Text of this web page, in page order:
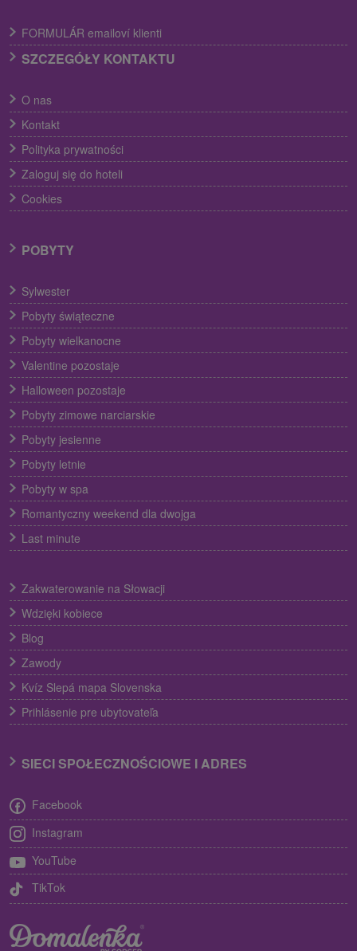
FORMULÁR emailoví klienti
SZCZEGÓŁY KONTAKTU
O nas
Kontakt
Polityka prywatności
Zaloguj się do hoteli
Cookies
POBYTY
Sylwester
Pobyty świąteczne
Pobyty wielkanocne
Valentine pozostaje
Halloween pozostaje
Pobyty zimowe narciarskie
Pobyty jesienne
Pobyty letnie
Pobyty w spa
Romantyczny weekend dla dwojga
Last minute
Zakwaterowanie na Słowacji
Wdzięki kobiece
Blog
Zawody
Kvíz Slepá mapa Slovenska
Prihlásenie pre ubytovateľa
SIECI SPOŁECZNOŚCIOWE I ADRES
Facebook
Instagram
YouTube
TikTok